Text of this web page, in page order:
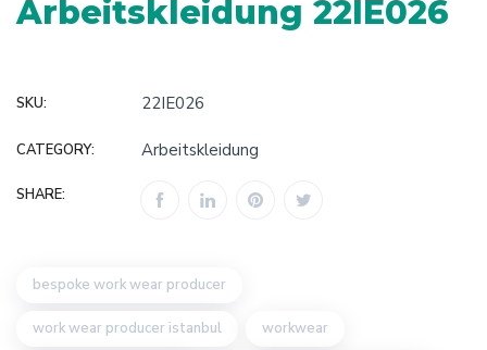
Arbeitskleidung 22IE026
SKU: 22IE026
CATEGORY: Arbeitskleidung
SHARE:
bespoke work wear producer
work wear producer istanbul workwear